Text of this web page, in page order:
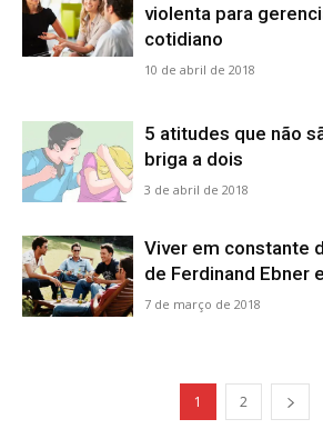
violenta para
cotidiano
10 de abril de 2018
5 atitudes que não
briga a dois
3 de abril de 2018
Viver em constante
de Ferdinand Ebner
7 de março de 2018
1 2